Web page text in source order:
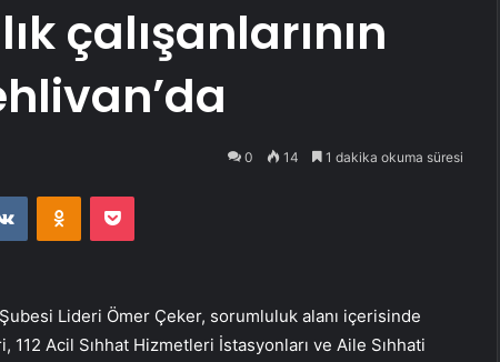
çalışanlarının
0 14 1 dakika okuma süresi
VKontakteOdnoklassniki
Pocket
Lideri Ömer Çeker, sorumluluk alanı içerisinde
Acil Sıhhat Hizmetleri İstasyonları ve Aile Sıhhati